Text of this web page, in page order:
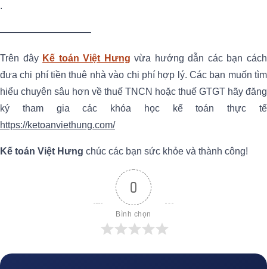
.
—————————–
Trên đây Kế toán Việt Hưng vừa hướng dẫn các bạn cách
đưa chi phí tiền thuê nhà vào chi phí hợp lý. Các bạn muốn tìm
hiểu chuyên sâu hơn về thuế TNCN hoặc thuế GTGT hãy đăng
ký tham gia các khóa học kế toán thực tế
https://ketoanviethung.com/
Kế toán Việt Hưng chúc các bạn sức khỏe và thành công!
0
Bình chọn